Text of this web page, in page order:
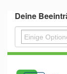
Deine